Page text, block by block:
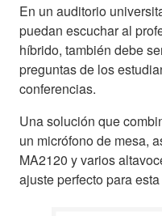
En un auditorio
puedan escuchar al
híbrido, también debe
preguntas de los
conferencias.
Una solución que
un micrófono de mesa,
MA2120 y varios
ajuste perfecto para